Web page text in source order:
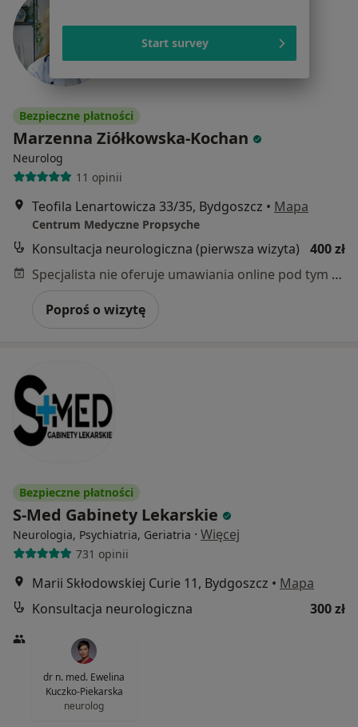
Bezpieczne płatności
Marzenna Ziółkowska-Kochan
Neurolog
11 opinii
Teofila Lenartowicza 33/35, Bydgoszcz • Mapa
Centrum Medyczne Propsyche
Konsultacja neurologiczna (pierwsza wizyta)
400 zł
Specjalista nie oferuje umawiania online pod tym adresem.
Poproś o wizytę
Bezpieczne płatności
S-Med Gabinety Lekarskie
Neurologia, Psychiatria, Geriatria · Więcej
731 opinii
Marii Skłodowskiej Curie 11, Bydgoszcz • Mapa
Konsultacja neurologiczna
300 zł
dr n. med. Ewelina
Kuczko-Piekarska
neurolog
Start survey